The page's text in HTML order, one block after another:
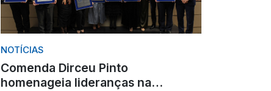
NOTÍCIAS
Comenda Dirceu Pinto
homenageia lideranças na